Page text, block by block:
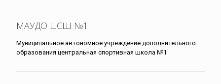
МАУДО ЦСШ №1
Муниципальное автономное учреждение дополнительного
образования центральная спортивная школа №1